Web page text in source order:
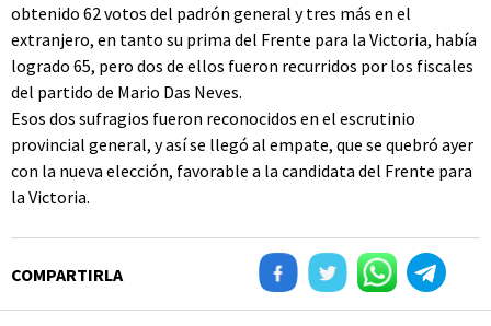
obtenido 62 votos del padrón general y tres más en el
extranjero, en tanto su prima del Frente para la Victoria, había
logrado 65, pero dos de ellos fueron recurridos por los fiscales
del partido de Mario Das Neves.
Esos dos sufragios fueron reconocidos en el escrutinio
provincial general, y así se llegó al empate, que se quebró ayer
con la nueva elección, favorable a la candidata del Frente para
la Victoria.
COMPARTIRLA